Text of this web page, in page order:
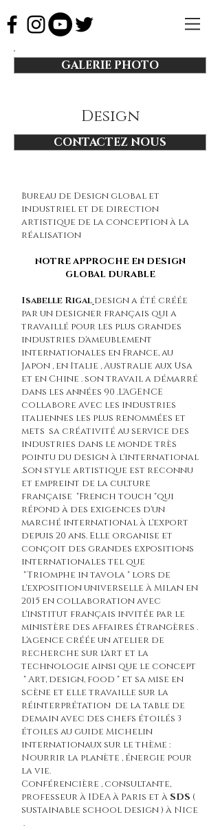
Bureau de Design global et
industriel et de direction
artistique de la conception à la
réalisation
NOTRE APPROCHE EN DESIGN
GLOBAL DURABLE
Isabelle Rigal design a été créée
par un designer français qui a
travaillé pour les plus grandes
industries d'ameublement
internationales en France, au
Japon , en Italie , Australie aux Usa
et en Chine . son travail a démarré
dans les années 90 .L'AGENCE
collabore avec les industries
italiennes les plus renommées et
mets sa créativité au service des
industries dans le monde très
pointu du design à l'international
.Son style artistique est reconnu
et empreint de la culture
française "French touch "qui
répond à des exigences d'un
marché international à l'export
depuis 20 ans. Elle organise et
conçoit des grandes expositions
internationales tel que
"Triomphe in tavola " lors de
l'exposition universelle à Milan en
2015 en collaboration avec
l'institut français invitée par le
ministère des affaires étrangères .
L'agence créée un atelier de
recherche sur l'art et la
technologie ainsi que le concept
" Art, design, food " et sa mise en
scène et elle travaille sur la
réinterprétation de la table de
demain avec des chefs étoilés 3
étoiles au guide Michelin
internationaux sur le thème :
Nourrir la planète , énergie pour
la vie.
Conférencière , consultante,
professeur à IDEA à Paris et à SDS (
sustainable school design ) à Nice
.
Design
GALERIE PHOTO
CONTACTEZ NOUS